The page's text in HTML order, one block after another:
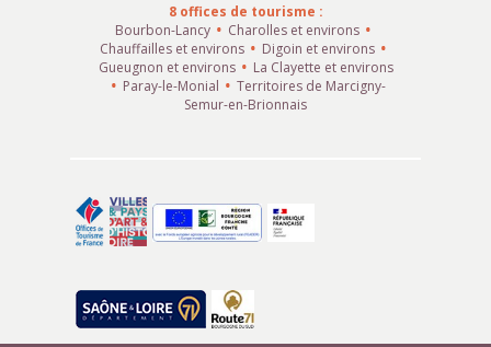
8 offices de tourisme :
Bourbon-Lancy
Charolles et environs
Chauffailles et environs
Digoin et environs
Gueugnon et environs
La Clayette et environs
Paray-le-Monial
Territoires de Marcigny-
Semur-en-Brionnais